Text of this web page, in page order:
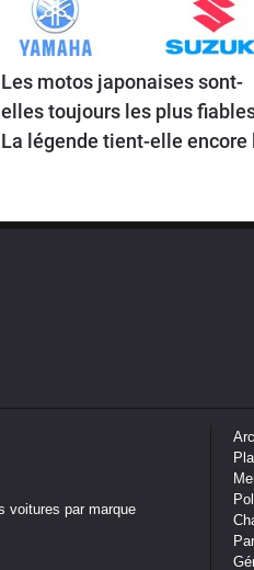
Les motos japonaises sont-
elles toujours les plus
La légende tient-elle encore
voitures par marque